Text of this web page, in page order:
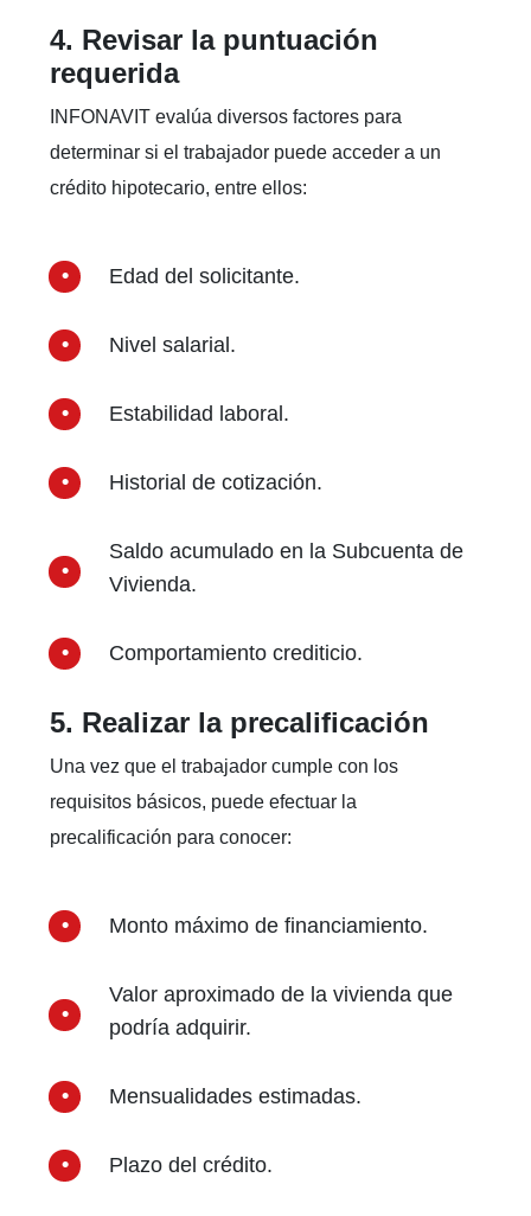
4. Revisar la puntuación
requerida
INFONAVIT evalúa diversos factores para
determinar si el trabajador puede acceder a un
crédito hipotecario, entre ellos:
Edad del solicitante.
Nivel salarial.
Estabilidad laboral.
Historial de cotización.
Saldo acumulado en la Subcuenta de
Vivienda.
Comportamiento crediticio.
5. Realizar la precalificación
Una vez que el trabajador cumple con los
requisitos básicos, puede efectuar la
precalificación para conocer:
Monto máximo de financiamiento.
Valor aproximado de la vivienda que
podría adquirir.
Mensualidades estimadas.
Plazo del crédito.